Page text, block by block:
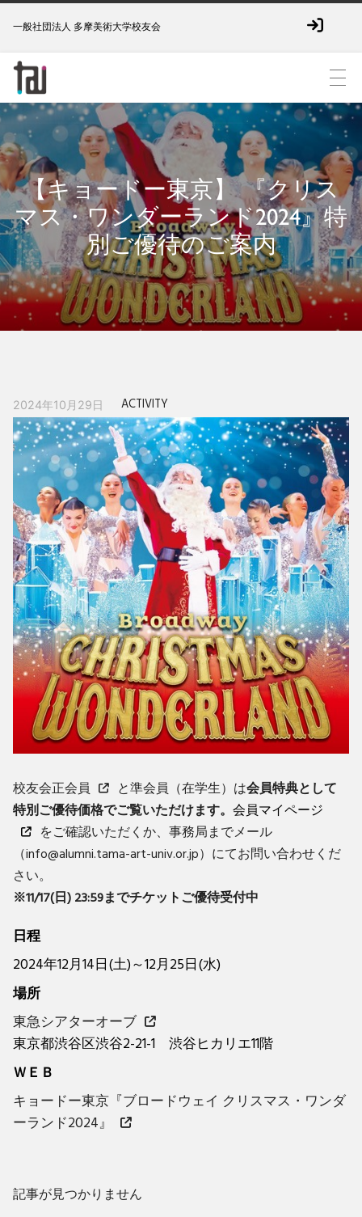
一般社団法人 多摩美術大学校友会
【キョードー東京】 『クリス
マス・ワンダーランド2024』特
別ご優待のご案内
2024年10月29日 ACTIVITY
校友会正会員 と準会員（在学生）は会員特典として
特別ご優待価格でご覧いただけます。 会員マイページ
をご確認いただくか、事務局までメール
（info@alumni.tama-art-univ.or.jp）にてお問い合わせくだ
さい。
※11/17(日) 23:59までチケットご優待受付中
日程
2024年12月14日(土)～12月25日(水)
場所
東急シアターオーブ
東京都渋谷区渋谷2-21-1 渋谷ヒカリエ11階
ＷＥＢ
キョードー東京『ブロードウェイ クリスマス・ワンダ
ーランド2024』
記事が見つかりません